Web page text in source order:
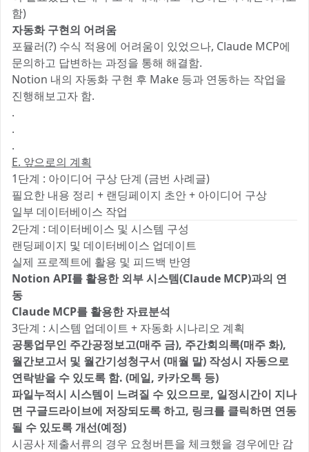
함)
자동화 구현의 어려움
포뮬러(?) 수식 적용에 어려움이 있었으나, Claude MCP에
문의하고 답변하는 과정을 통해 해결함.
Notion 내의 자동화 구현 후 Make 등과 연동하는 작업을
진행해보고자 함.
.
.
.
E. 앞으로의 계획
1단계 : 아이디어 구상 단계 (금번 사례글)
필요한 내용 정리 + 랜딩페이지 초안 + 아이디어 구상
일부 데이터베이스 작업
2단계 : 데이터베이스 및 시스템 구성
랜딩페이지 및 데이터베이스 업데이트
실제 프로젝트에 활용 및 피드백 반영
Notion API를 활용한 외부 시스템(Claude MCP)과의 연
동
Claude MCP를 활용한 자료분석
3단계 : 시스템 업데이트 + 자동화 시나리오 계획
공통업무인 주간공정보고(매주 금), 주간회의록(매주 화),
월간보고서 및 월간기성청구서 (매월 말) 작성시 자동으로
연락받을 수 있도록 함. (메일, 카카오톡 등)
파일누적시 시스템이 느려질 수 있으므로, 일정시간이 지나
면 구글드라이브에 저장되도록 하고, 링크를 클릭하면 연동
될 수 있도록 개선(예정)
시공사 제출서류의 경우 요청버튼을 체크했을 경우에만 감